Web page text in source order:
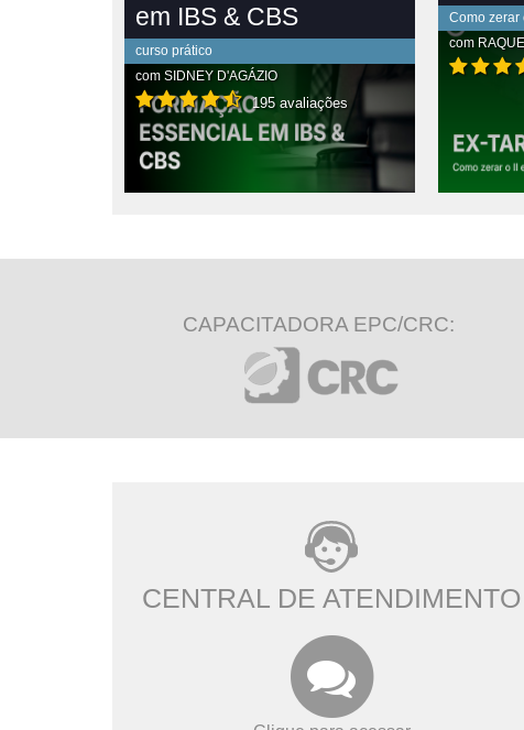
em IBS & CBS
curso prático
com SIDNEY D'AGÁZIO
195 avaliações
Como zerar
com
VER CONTEÚDO COMPLETO VER
CAPACITADORA EPC/CRC:
CENTRAL DE ATENDIMENTO